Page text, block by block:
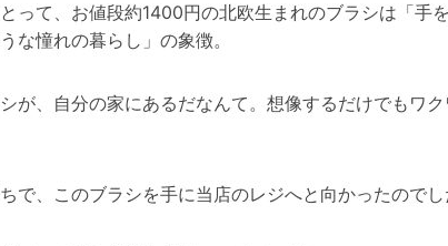
って、お値段約1400円の北欧生まれのブラシは「手
な憧れの暮らし」の象徴。
が、自分の家にあるだなんて。想像するだけでもワ
で、このブラシを手に当店のレジへと向かったので